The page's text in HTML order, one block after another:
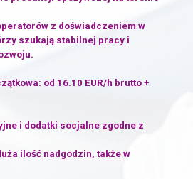
z doświadczeniem w
szukają stabilnej pracy i
od 16.10 EUR/h brutto +
i dodatki socjalne zgodne z
ilość nadgodzin, także w